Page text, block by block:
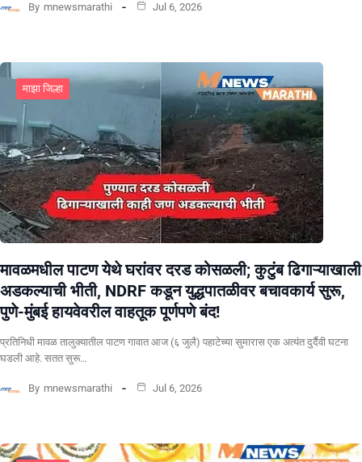
By mnewsmarathi Jul 6, 2026
माझा जिल्हा
मावळमधील पाटण येथे घरांवर दरड कोसळली; कुटुंब ढिगाऱ्याखाली
अडकल्याची भीती, NDRF कडून युद्धपातळीवर बचावकार्य सुरू,
पुणे-मुंबई हायवेवरील वाहतूक पूर्णपणे बंद!
​प्रतिनिधी मावळ तालुक्यातील पाटण गावात आज (६ जुलै) पहाटेच्या सुमारास एक अत्यंत दुर्दैवी घटना
घडली आहे. सतत सुरू…
By mnewsmarathi Jul 6, 2026